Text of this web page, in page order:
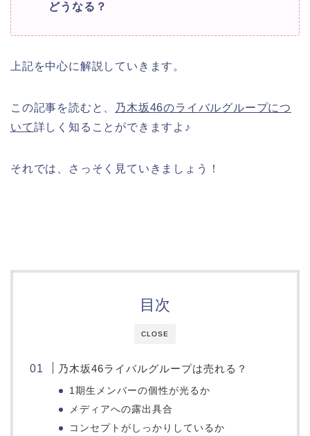
どうなる？
上記を中心に解説していきます。
この記事を読むと、
乃木坂46のライバルグループにつ
いて詳しく知ることができますよ♪
それでは、さっそく見ていきましょう！
CLOSE
目次
乃木坂46ライバルグループは売れる？
1期生メンバーの個性が光るか
メディアへの露出具合
コンセプトがしっかりしているか